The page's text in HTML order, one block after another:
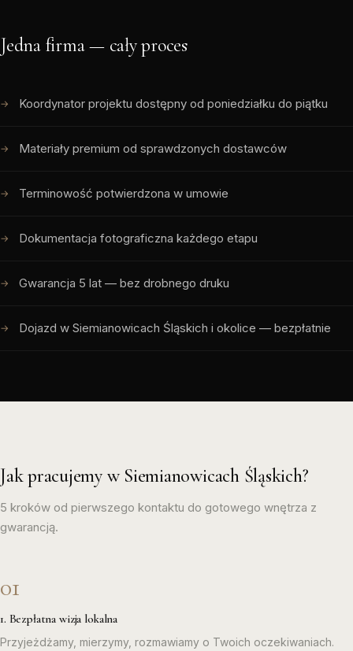
Jedna firma — cały proces
Koordynator projektu dostępny od poniedziałku do piątku
Materiały premium od sprawdzonych dostawców
Terminowość potwierdzona w umowie
Dokumentacja fotograficzna każdego etapu
Gwarancja 5 lat — bez drobnego druku
Dojazd w Siemianowicach Śląskich i okolice — bezpłatnie
Jak pracujemy w Siemianowicach Śląskich?
5 kroków od pierwszego kontaktu do gotowego wnętrza z
gwarancją.
1. Bezpłatna wizja lokalna
Przyjeżdżamy, mierzymy, rozmawiamy o Twoich oczekiwaniach.